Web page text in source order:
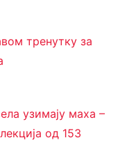
тренутку за
узимају маха –
од 153